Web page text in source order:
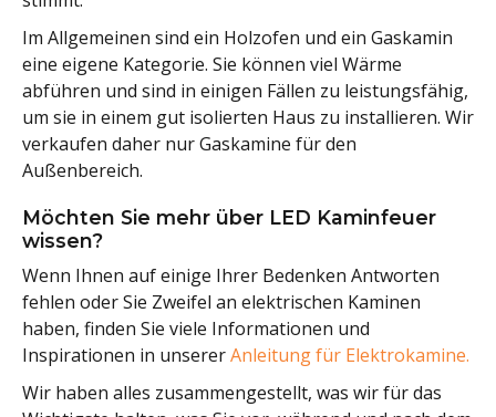
Im Allgemeinen sind ein Holzofen und ein Gaskamin
eine eigene Kategorie. Sie können viel Wärme
abführen und sind in einigen Fällen zu leistungsfähig,
um sie in einem gut isolierten Haus zu installieren. Wir
verkaufen daher nur Gaskamine für den
Außenbereich.
Möchten Sie mehr über LED Kaminfeuer
wissen?
Wenn Ihnen auf einige Ihrer Bedenken Antworten
fehlen oder Sie Zweifel an elektrischen Kaminen
haben, finden Sie viele Informationen und
Inspirationen in unsererAnleitung für Elektrokamine.
Wir haben alles zusammengestellt, was wir für das